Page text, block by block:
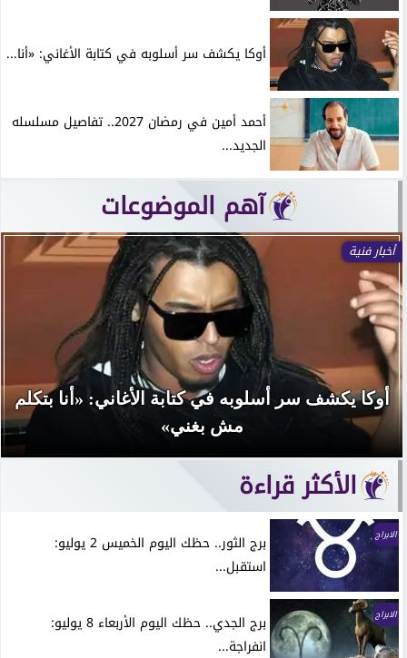
أوكا يكشف سر أسلوبه في كتابة الأغاني: «أنا...
أحمد أمين في رمضان 2027.. تفاصيل مسلسله
الجديد...
آهم الموضوعات
أخبار فنية
أوكا يكشف سر أسلوبه في كتابة الأغاني: «أنا بتكلم
مش بغني»
الأكثر قراءة
الابراج
برج الثور.. حظك اليوم الخميس 2 يوليو:
استقبل...
الابراج
برج الجدي.. حظك اليوم الأربعاء 8 يوليو:
انفراجة...